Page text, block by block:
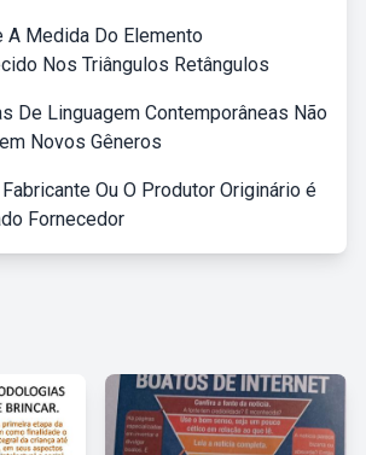
A Medida Do Elemento
Nos Triângulos Retângulos
De Linguagem Contemporâneas Não
Novos Gêneros
Ou O Produtor Originário é
Fornecedor